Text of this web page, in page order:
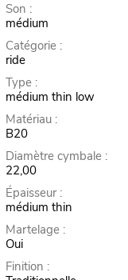
Son :
médium
Catégorie :
ride
Type :
médium thin low
Matériau :
B20
Diamètre cymbale :
22,00
Épaisseur :
médium thin
Martelage :
Oui
Finition :